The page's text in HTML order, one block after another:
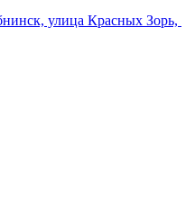
улица Красных Зорь,